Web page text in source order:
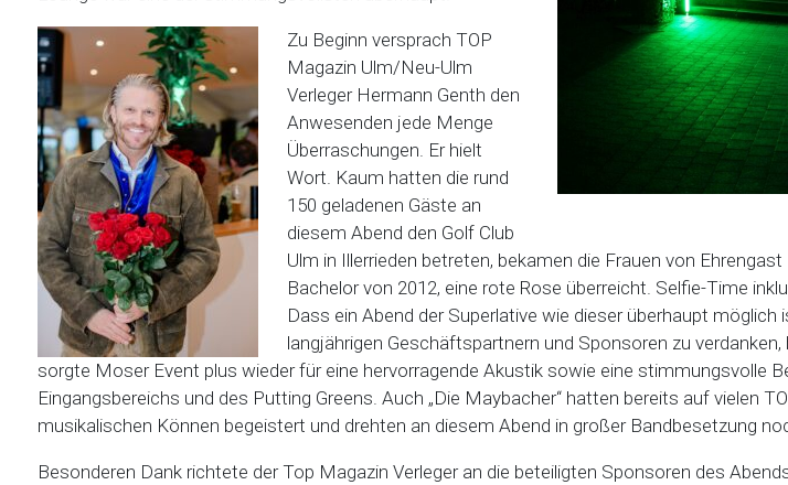
Zu Beginn versprach TOP
Magazin Ulm/Neu-Ulm
Verleger Hermann Genth den
Anwesenden jede Menge
Überraschungen. Er hielt
Wort. Kaum hatten die rund
150 geladenen Gäste an
diesem Abend den Golf Club
Ulm in Illerrieden betreten, bekamen die Frauen von
Bachelor von 2012, eine rote Rose überreicht. Selfie-Time
Dass ein Abend der Superlative wie dieser überhaupt möglich
langjährigen Geschäftspartnern und Sponsoren zu
sorgte Moser Event plus wieder für eine hervorragende Akustik sowie eine stimmungsvolle
Eingangsbereichs und des Putting Greens. Auch „Die Maybacher“ hatten bereits auf vielen
musikalischen Können begeistert und drehten an diesem Abend in großer Bandbesetzung
Besonderen Dank richtete der Top Magazin Verleger an die beteiligten Sponsoren des